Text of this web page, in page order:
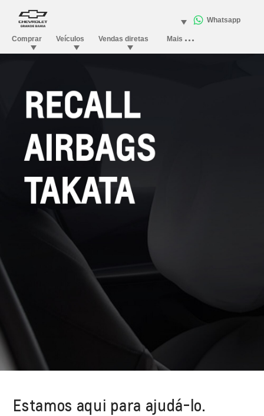
Estamos aqui para ajudá-lo.